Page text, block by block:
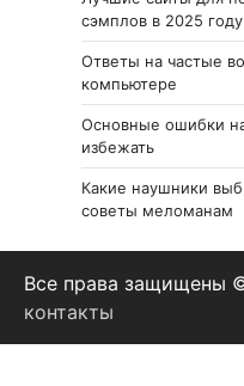
сэмплов в 2025 году
Ответы на частые
компьютере
Основные ошибки
избежать
Какие наушники
советы меломанам
Все права
контакты